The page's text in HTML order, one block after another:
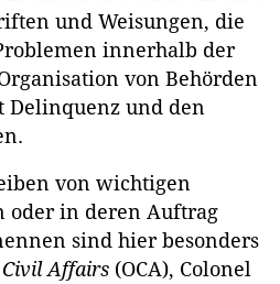
und Weisungen, die
innerhalb der
von Behörden
Delinquenz und den
von wichtigen
oder in deren Auftrag
sind hier besonders
Affairs (OCA), Colonel